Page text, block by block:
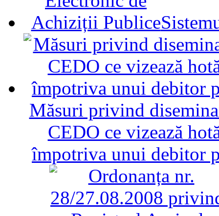
Măsuri privind
CEDO ce vizează
împotriva unui debitor